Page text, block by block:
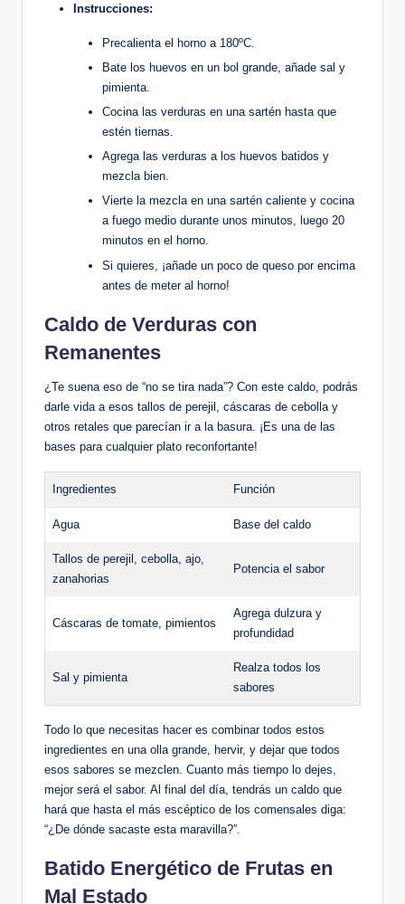
Instrucciones:
Precalienta el horno a 180ºC.
Bate los huevos en un bol grande, añade sal y
pimienta.
Cocina las verduras en una sartén hasta que
estén tiernas.
Agrega las verduras a los huevos batidos y
mezcla bien.
Vierte la mezcla en una sartén caliente y cocina
a fuego medio durante unos minutos, luego 20
minutos en el horno.
Si quieres, ¡añade un poco de queso por encima
antes de meter al horno!
Caldo de Verduras con
Remanentes
¿Te suena eso de “no se tira nada”? Con este caldo, podrás
darle vida a esos tallos de perejil, cáscaras de cebolla y
otros retales que parecían ir a la basura. ¡Es una de las
bases para cualquier plato reconfortante!
Ingredientes Función
Agua Base del caldo
Tallos de perejil, cebolla, ajo,
zanahorias
Potencia el sabor
Cáscaras de tomate, pimientos
Agrega dulzura y
profundidad
Sal y pimienta
Realza todos los
sabores
Todo lo que necesitas hacer es combinar todos estos
ingredientes en una olla grande, hervir, y dejar que todos
esos sabores se mezclen. Cuanto más tiempo lo dejes,
mejor será el sabor. Al final del día, tendrás un caldo que
hará que hasta el más escéptico de los comensales diga:
“¿De dónde sacaste esta maravilla?”.
Batido Energético de Frutas en
Mal Estado